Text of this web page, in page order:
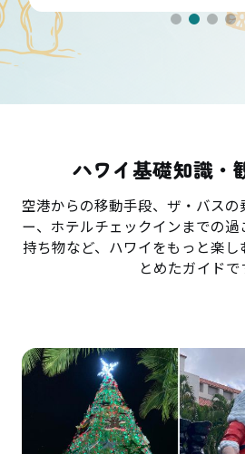
ハワイ基礎知識・
空港からの移動手段、ザ・バス
ー、ホテルチェックインまでの
持ち物など、ハワイをもっと楽
とめたガイドで